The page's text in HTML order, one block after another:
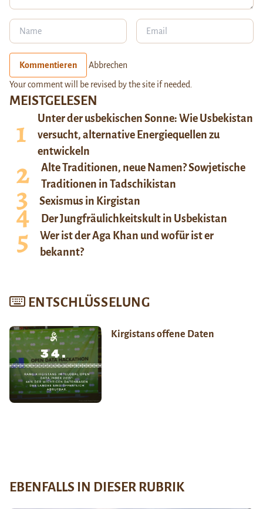
MEISTGELESEN
Unter der usbekischen Sonne: Wie Usbekistan
versucht, alternative Energiequellen zu
entwickeln
Alte Traditionen, neue Namen? Sowjetische
Traditionen in Tadschikistan
Sexismus in Kirgistan
Der Jungfräulichkeitskult in Usbekistan
Wer ist der Aga Khan und wofür ist er
bekannt?
ENTSCHLÜSSELUNG
Kirgistans offene Daten
Kommentieren Abbrechen
Your comment will be revised by the site if needed.
EBENFALLS IN DIESER RUBRIK